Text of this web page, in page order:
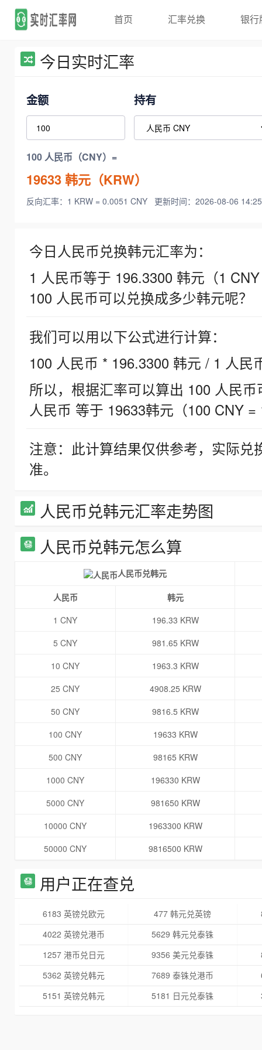
首页 汇率兑换 银行
今日实时汇率
金额 持有
100 人民币（CNY）=
19633韩元（KRW）
反向汇率：1 KRW = 0.0051 CNY 更新时间：2026-08-06
今日人民币兑换韩元汇率为：
1 人民币等于 196.3300 韩元（1
100 人民币可以兑换成多少韩元呢？
我们可以用以下公式进行计算：
100 人民币 * 196.3300 韩元 / 1 人民
所以，根据汇率可以算出 100 人民
人民币 等于 19633韩元（100 CNY =
注意：此计算结果仅供参考，实际
准。
人民币兑韩元汇率走势图
人民币兑韩元怎么算
人民币兑韩元
人民币
韩元
1 CNY
196.33 KRW
5 CNY
981.65 KRW
10 CNY
1963.3 KRW
25 CNY
4908.25 KRW
50 CNY
9816.5 KRW
100 CNY
19633 KRW
500 CNY
98165 KRW
1000 CNY
196330 KRW
5000 CNY
981650 KRW
10000 CNY
1963300 KRW
50000 CNY
9816500 KRW
用户正在查兑
6183 英镑兑欧元 477 韩元兑英镑
4022 英镑兑港币
5629 韩元兑泰铢
1257 港币兑日元
9356 美元兑泰铢
5362 英镑兑韩元
7689 泰铢兑港币
5151 英镑兑韩元
5181 日元兑泰铢